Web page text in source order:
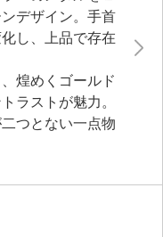
デザイン。手首
し、上品で存在
煌めくゴールド
ラストが魅力。
つとない一点物
く、長時間着け
上品でフェミニ
大人のための一